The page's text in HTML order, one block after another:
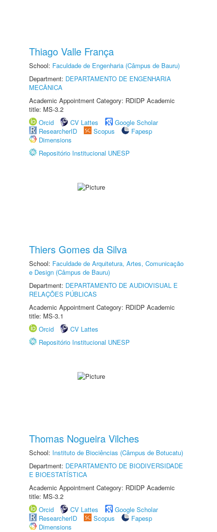
Thiago Valle França
School: Faculdade de Engenharia (Câmpus de Bauru)
Department: DEPARTAMENTO DE ENGENHARIA
MECÂNICA
Academic Appointment Category: RDIDP Academic
title: MS-3.2
Orcid
CV Lattes
Google Scholar
ResearcherID
Scopus
Fapesp
Dimensions
Repositório Institucional UNESP
Thiers Gomes da Silva
School: Faculdade de Arquitetura, Artes, Comunicação
e Design (Câmpus de Bauru)
Department: DEPARTAMENTO DE AUDIOVISUAL E
RELAÇÕES PÚBLICAS
Academic Appointment Category: RDIDP Academic
title: MS-3.1
Orcid
CV Lattes
Repositório Institucional UNESP
Thomas Nogueira Vilches
School: Instituto de Biociências (Câmpus de Botucatu)
Department: DEPARTAMENTO DE BIODIVERSIDADE
E BIOESTATÍSTICA
Academic Appointment Category: RDIDP Academic
title: MS-3.2
Orcid
CV Lattes
Google Scholar
ResearcherID
Scopus
Fapesp
Dimensions